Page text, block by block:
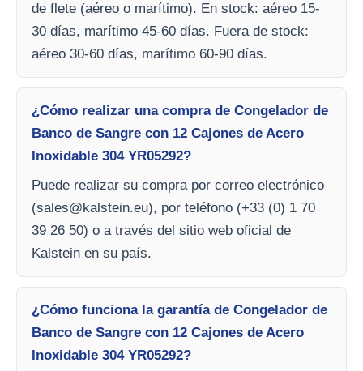
de flete (aéreo o marítimo). En stock: aéreo 15-
30 días, marítimo 45-60 días. Fuera de stock:
aéreo 30-60 días, marítimo 60-90 días.
¿Cómo realizar una compra de Congelador de
Banco de Sangre con 12 Cajones de Acero
Inoxidable 304 YR05292?
Puede realizar su compra por correo electrónico
(sales@kalstein.eu), por teléfono (+33 (0) 1 70
39 26 50) o a través del sitio web oficial de
Kalstein en su país.
¿Cómo funciona la garantía de Congelador de
Banco de Sangre con 12 Cajones de Acero
Inoxidable 304 YR05292?